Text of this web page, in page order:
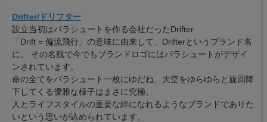
Drifter/ドリフター
設立当初はパラシュートを作る会社だったDrifter
「Drift = 偏流飛行」の意味に由来して、Drifterというブランド名
に。 その名残で今でもブランドロゴにはパラシュートがデザイ
ンされています。
命の全てをパラシュート一枚にゆだね、大空をゆらゆらと旋回降
下してくる優雅な様子はまさに究極。
人とライフスタイルの重要な絆になれるようなブランドでありた
いという思いが込められています。